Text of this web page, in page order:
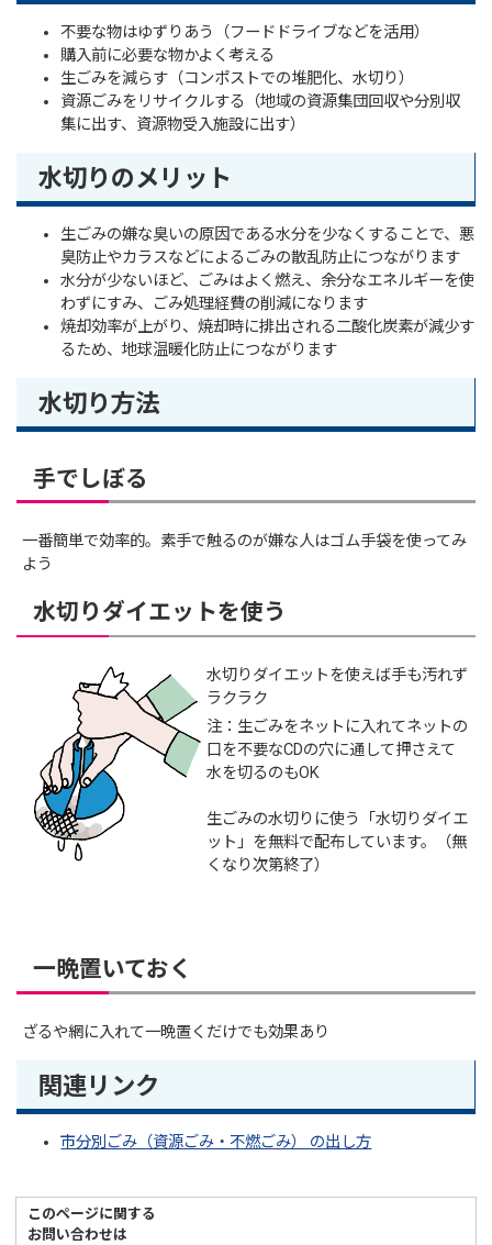
不要な物はゆずりあう（フードドライブなどを活用）
購入前に必要な物かよく考える
生ごみを減らす（コンポストでの堆肥化、水切り）
資源ごみをリサイクルする（地域の資源集団回収や分別収
集に出す、資源物受入施設に出す）
水切りのメリット
生ごみの嫌な臭いの原因である水分を少なくすることで、悪
臭防止やカラスなどによるごみの散乱防止につながります
水分が少ないほど、ごみはよく燃え、余分なエネルギーを使
わずにすみ、ごみ処理経費の削減になります
焼却効率が上がり、焼却時に排出される二酸化炭素が減少す
るため、地球温暖化防止につながります
水切り方法
手でしぼる
一番簡単で効率的。素手で触るのが嫌な人はゴム手袋を使ってみ
よう
水切りダイエットを使う
水切りダイエットを使えば手も汚れず
ラクラク
注：生ごみをネットに入れてネットの
口を不要なCDの穴に通して押さえて
水を切るのもOK
生ごみの水切りに使う「水切りダイエ
ット」を無料で配布しています。（無
くなり次第終了）
一晩置いておく
ざるや網に入れて一晩置くだけでも効果あり
関連リンク
市分別ごみ（資源ごみ・不燃ごみ） の出し方
このページに関する
お問い合わせは